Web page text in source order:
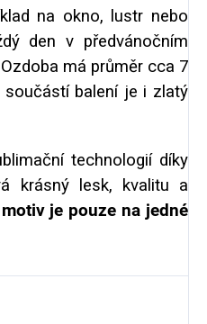
na okno, lustr nebo
den v předvánočním
má průměr cca 7
balení je i zlatý
technologií díky
krásný lesk, kvalitu a
je pouze na jedné